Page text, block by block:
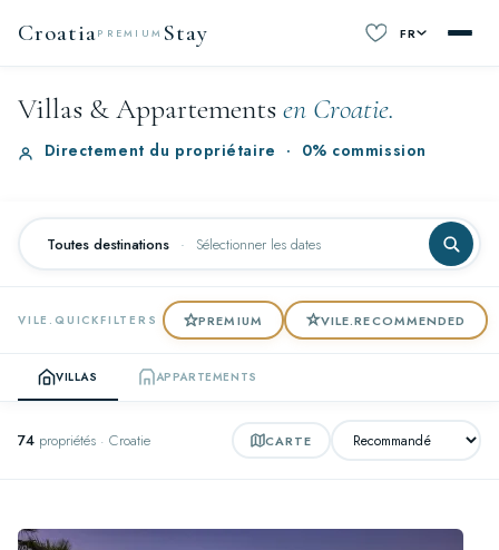
CroatiaPREMIUM Stay FR
Villas & Appartementsen Croatie.
Directement du propriétaire · 0% commission
Toutes destinations · Sélectionner les dates
VILE.QUICKFILTERS PREMIUM VILE.RECOMMENDED
VILLAS APPARTEMENTS
74 propriétés · Croatie CARTE